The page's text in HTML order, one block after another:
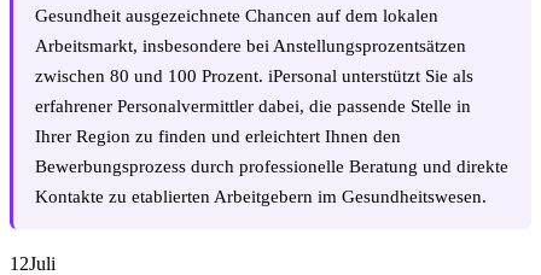
Gesundheit ausgezeichnete Chancen auf dem lokalen
Arbeitsmarkt, insbesondere bei Anstellungsprozentsätzen
zwischen 80 und 100 Prozent. iPersonal unterstützt Sie als
erfahrener Personalvermittler dabei, die passende Stelle in
Ihrer Region zu finden und erleichtert Ihnen den
Bewerbungsprozess durch professionelle Beratung und direkte
Kontakte zu etablierten Arbeitgebern im Gesundheitswesen.
12Juli